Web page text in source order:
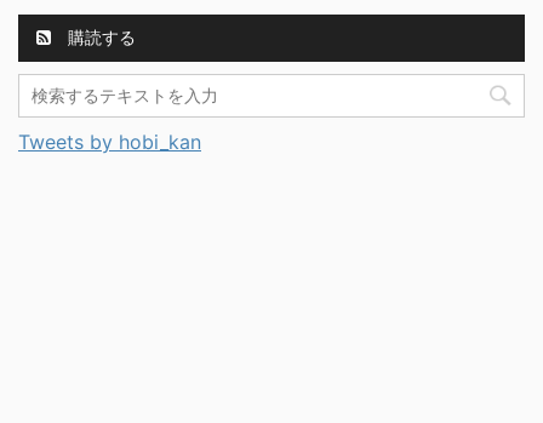
購読する
Tweets by hobi_kan